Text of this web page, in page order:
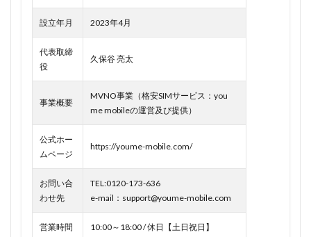
任！
https://prtimes.jp/main/html/rd/p/000000003.000125931.html）
1.1
youme
のメリ
ットは
紹介で
金が無
料に！
ドコモ
回線だ
設立年月 2023年4月
代表取締
役
久保谷 亮太
事業概要
MVNO事業（格安SIMサービス：you
me mobileの運営及び提供）
公式ホー
ムページ
https://youme-mobile.com/
お問い合
わせ先
TEL:0120-173-636
e-mail：support@youme-mobile.com
営業時間 10:00～18:00 / 休日【土日祝日】